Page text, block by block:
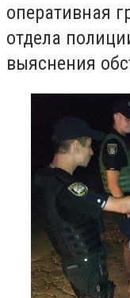
оперативная
отдела
выяснения